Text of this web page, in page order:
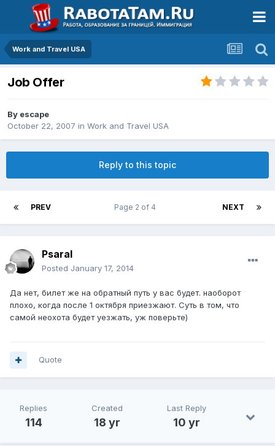
Work and Travel USA
Job Offer
By escape
October 22, 2007 in Work and Travel USA
Reply to this topic
PREV NEXT
Page 2 of 4
Psaral
Posted January 17, 2014
Да нет, билет же на обратный путь у вас будет. наоборот
плохо, когда после 1 октября приезжают. Суть в том, что
самой неохота будет уезжать, уж поверьте)
Quote
Replies
114
Created
18 yr
Last Reply
10 yr